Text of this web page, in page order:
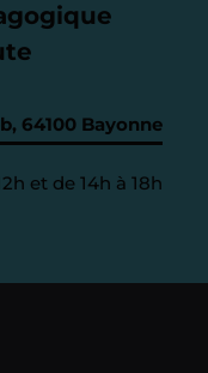
64100 Bayonne
et de 14h à 18h